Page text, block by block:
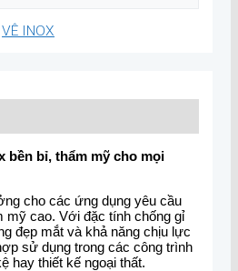
VÊ INOX
bền bỉ, thẩm mỹ cho mọi
cho các ứng dụng yêu cầu
mỹ cao. Với đặc tính chống gỉ
đẹp mắt và khả năng chịu lực
sử dụng trong các công trình
hay thiết kế ngoại thất.